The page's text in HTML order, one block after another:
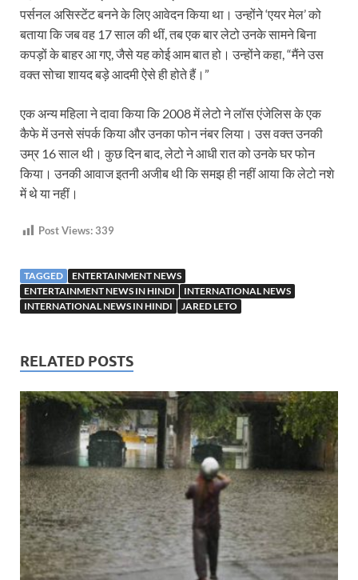
पर्सनल असिस्टेंट बनने के लिए आवेदन किया था। उन्होंने ‘एयर मेल’ को
बताया कि जब वह 17 साल की थीं, तब एक बार लेटो उनके सामने बिना
कपड़ों के बाहर आ गए, जैसे यह कोई आम बात हो। उन्होंने कहा, “मैंने उस
वक्त सोचा शायद बड़े आदमी ऐसे ही होते हैं।”
एक अन्य महिला ने दावा किया कि 2008 में लेटो ने लॉस एंजेलिस के एक
कैफे में उनसे संपर्क किया और उनका फोन नंबर लिया। उस वक्त उनकी
उम्र 16 साल थी। कुछ दिन बाद, लेटो ने आधी रात को उनके घर फोन
किया। उनकी आवाज इतनी अजीब थी कि समझ ही नहीं आया कि लेटो नशे
में थे या नहीं।
Post Views:339
TAGGED
ENTERTAINMENT NEWS
ENTERTAINMENT NEWS IN HINDI
INTERNATIONAL NEWS
INTERNATIONAL NEWS IN HINDI
JARED LETO
RELATED POSTS